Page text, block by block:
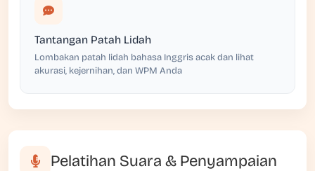
Tantangan Patah Lidah
Lombakan patah lidah bahasa Inggris acak dan lihat
akurasi, kejernihan, dan WPM Anda
Pelatihan Suara & Penyampaian